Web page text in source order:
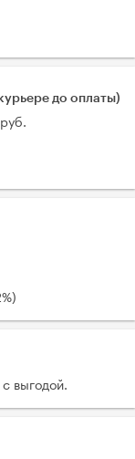
до оплаты)
выгодой.